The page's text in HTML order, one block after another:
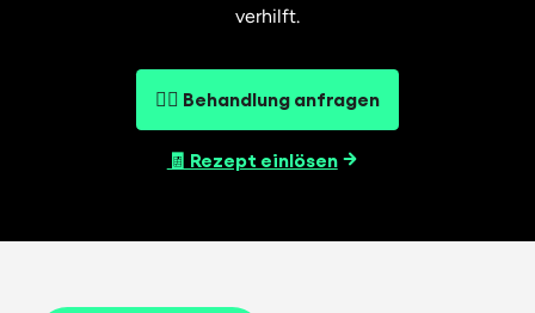
verhilft.
👨‍⚕️ Behandlung anfragen
🧾 Rezept einlösen